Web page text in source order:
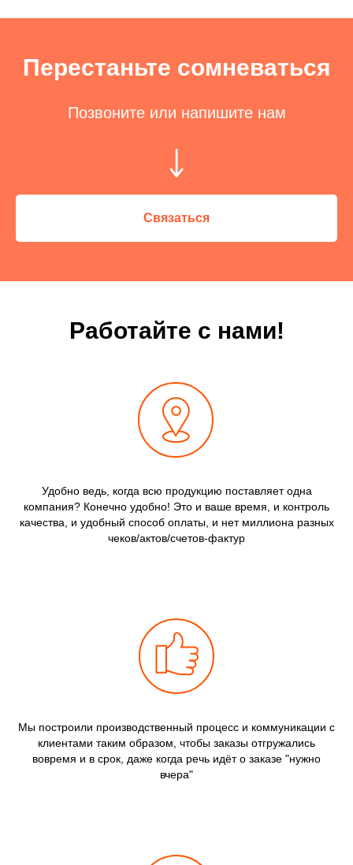
Перестаньте сомневаться
Позвоните или напишите нам
Связаться
Работайте с нами!
Удобно ведь, когда всю продукцию поставляет одна
компания? Конечно удобно! Это и ваше время, и контроль
качества, и удобный способ оплаты, и нет миллиона разных
чеков/актов/счетов-фактур
Мы построили производственный процесс и коммуникации с
клиентами таким образом, чтобы заказы отгружались
вовремя и в срок, даже когда речь идёт о заказе "нужно
вчера"